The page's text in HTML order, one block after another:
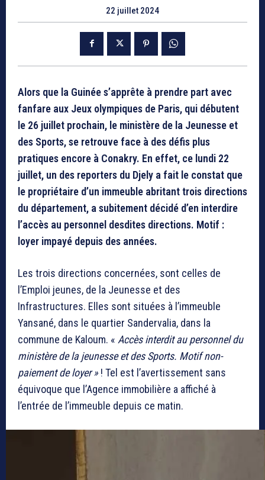
22 juillet 2024
Alors que la Guinée s’apprête à prendre part avec
fanfare aux Jeux olympiques de Paris, qui débutent
le 26 juillet prochain, le ministère de la Jeunesse et
des Sports, se retrouve face à des défis plus
pratiques encore à Conakry. En effet, ce lundi 22
juillet, un des reporters du Djely a fait le constat que
le propriétaire d’un immeuble abritant trois directions
du département, a subitement décidé d’en interdire
l’accès au personnel desdites directions. Motif :
loyer impayé depuis des années.
Les trois directions concernées, sont celles de
l’Emploi jeunes, de la Jeunesse et des
Infrastructures. Elles sont situées à l’immeuble
Yansané, dans le quartier Sandervalia, dans la
commune de Kaloum. « Accès interdit au personnel du
ministère de la jeunesse et des Sports. Motif non-
paiement de loyer » ! Tel est l’avertissement sans
équivoque que l’Agence immobilière a affiché à
l’entrée de l’immeuble depuis ce matin.